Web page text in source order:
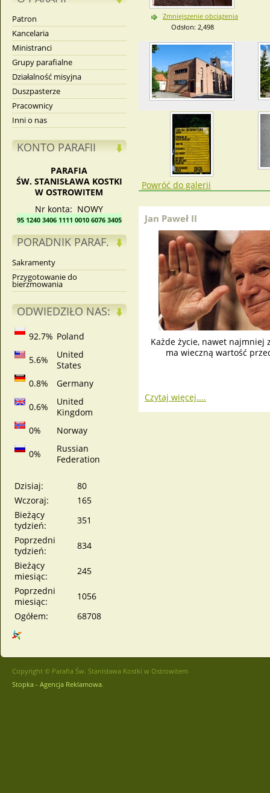
Patron
Kancelaria
Ministranci
Grupy parafialne
Działalność misyjna
Duszpasterze
Pracownicy
Inni o nas
KONTO PARAFII
PARAFIA
ŚW. STANISŁAWA KOSTKI
W OSTROWITEM
Nr konta: NOWY
95 1240 3406 1111 0010 6076 3405
PORADNIK PARAF.
Sakramenty
Przygotowanie do
bierzmowania
ODWIEDZIŁO NAS:
92.7% Poland
5.6%
United
States
0.8%
Germany
0.6%
United
Kingdom
0%
Norway
0%
Russian
Federation
Dzisiaj:
80
Wczoraj:
165
Bieżący
tydzień:
351
Poprzedni
tydzień:
834
Bieżący
miesiąc:
245
Poprzedni
miesiąc:
1056
Ogółem:
68708
Zmniejszenie obciążenia
Odsłon: 2,498
Powróć do galerii
Jan Paweł II
Każde życie, nawet najmniej
ma wieczną wartość
Czytaj więcej....
Copyright © Parafia Św. Stanisława Kostki w Ostrowitem
Stopka - Agencja Reklamowa.